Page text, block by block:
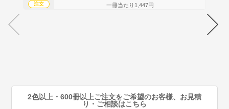
注文 一冊当たり1,447円
2色以上・600冊以上ご注文をご希望のお客様、お見積
り・ご相談はこちら